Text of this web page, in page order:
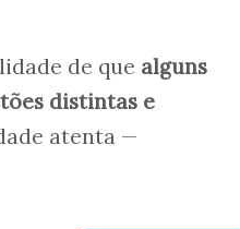
de que alguns
distintas e
atenta —